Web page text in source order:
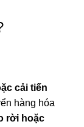
cải tiến
hàng hóa
rời hoặc